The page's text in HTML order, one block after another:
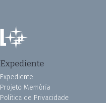
Expediente
Expediente
Projeto Memória
Política de Privacidade